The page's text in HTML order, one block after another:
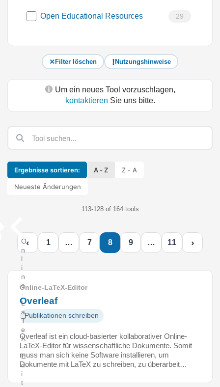
Open Educational Resources 29
Filter löschen Nutzungshinweise
Um ein neues Tool vorzuschlagen,
kontaktieren Sie uns bitte.
Ergebnisse sortieren: A - Z Z - A
Neueste Änderungen
113-128 of 164 tools
O
n
l
i
n
e
-
L
a
T
e
X
-
E
d
i
t
‹ 1 … 7 8 9 … 11 ›
Online-LaTeX-Editor
Overleaf
Publikationen schreiben
Overleaf ist ein cloud-basierter kollaborativer Online-
LaTeX-Editor für wissenschaftliche Dokumente. Somit
muss man sich keine Software installieren, um
Dokumente mit LaTeX zu schreiben, zu überarbeit…